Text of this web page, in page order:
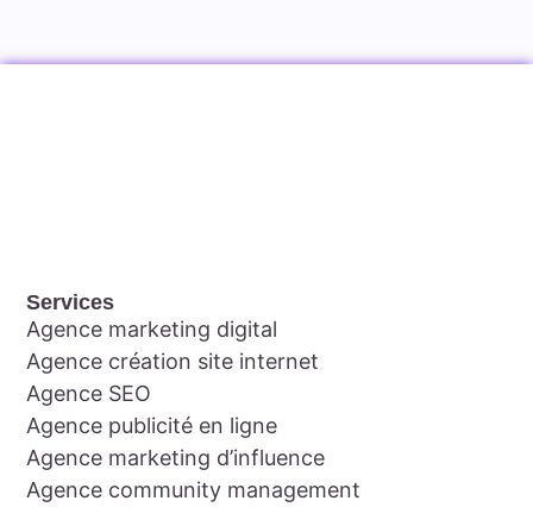
Services
Agence marketing digital
Agence création site internet
Agence SEO
Agence publicité en ligne
Agence marketing d’influence
Agence community management